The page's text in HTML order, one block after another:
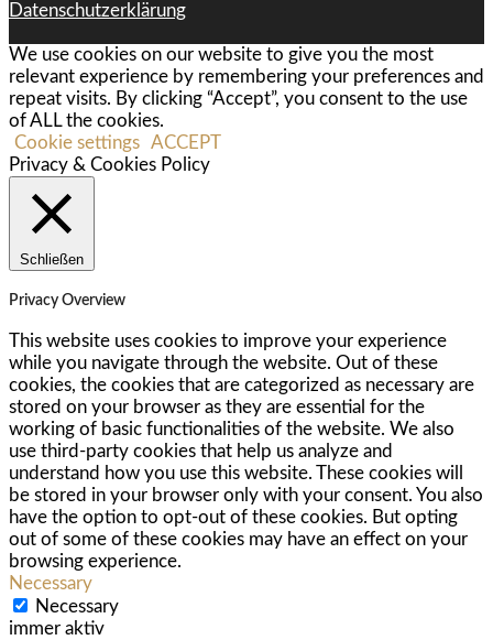
Datenschutzerklärung
We use cookies on our website to give you the most
relevant experience by remembering your preferences and
repeat visits. By clicking “Accept”, you consent to the use
of ALL the cookies.
Cookie settings ACCEPT
Privacy & Cookies Policy
Schließen
Privacy Overview
This website uses cookies to improve your experience
while you navigate through the website. Out of these
cookies, the cookies that are categorized as necessary are
stored on your browser as they are essential for the
working of basic functionalities of the website. We also
use third-party cookies that help us analyze and
understand how you use this website. These cookies will
be stored in your browser only with your consent. You also
have the option to opt-out of these cookies. But opting
out of some of these cookies may have an effect on your
browsing experience.
Necessary
Necessary
immer aktiv